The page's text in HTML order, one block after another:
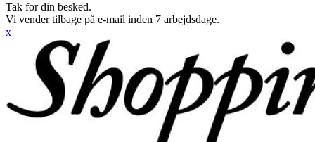
Tak for din besked.
Vi vender tilbage på e-mail inden 7 arbejdsdage.
x